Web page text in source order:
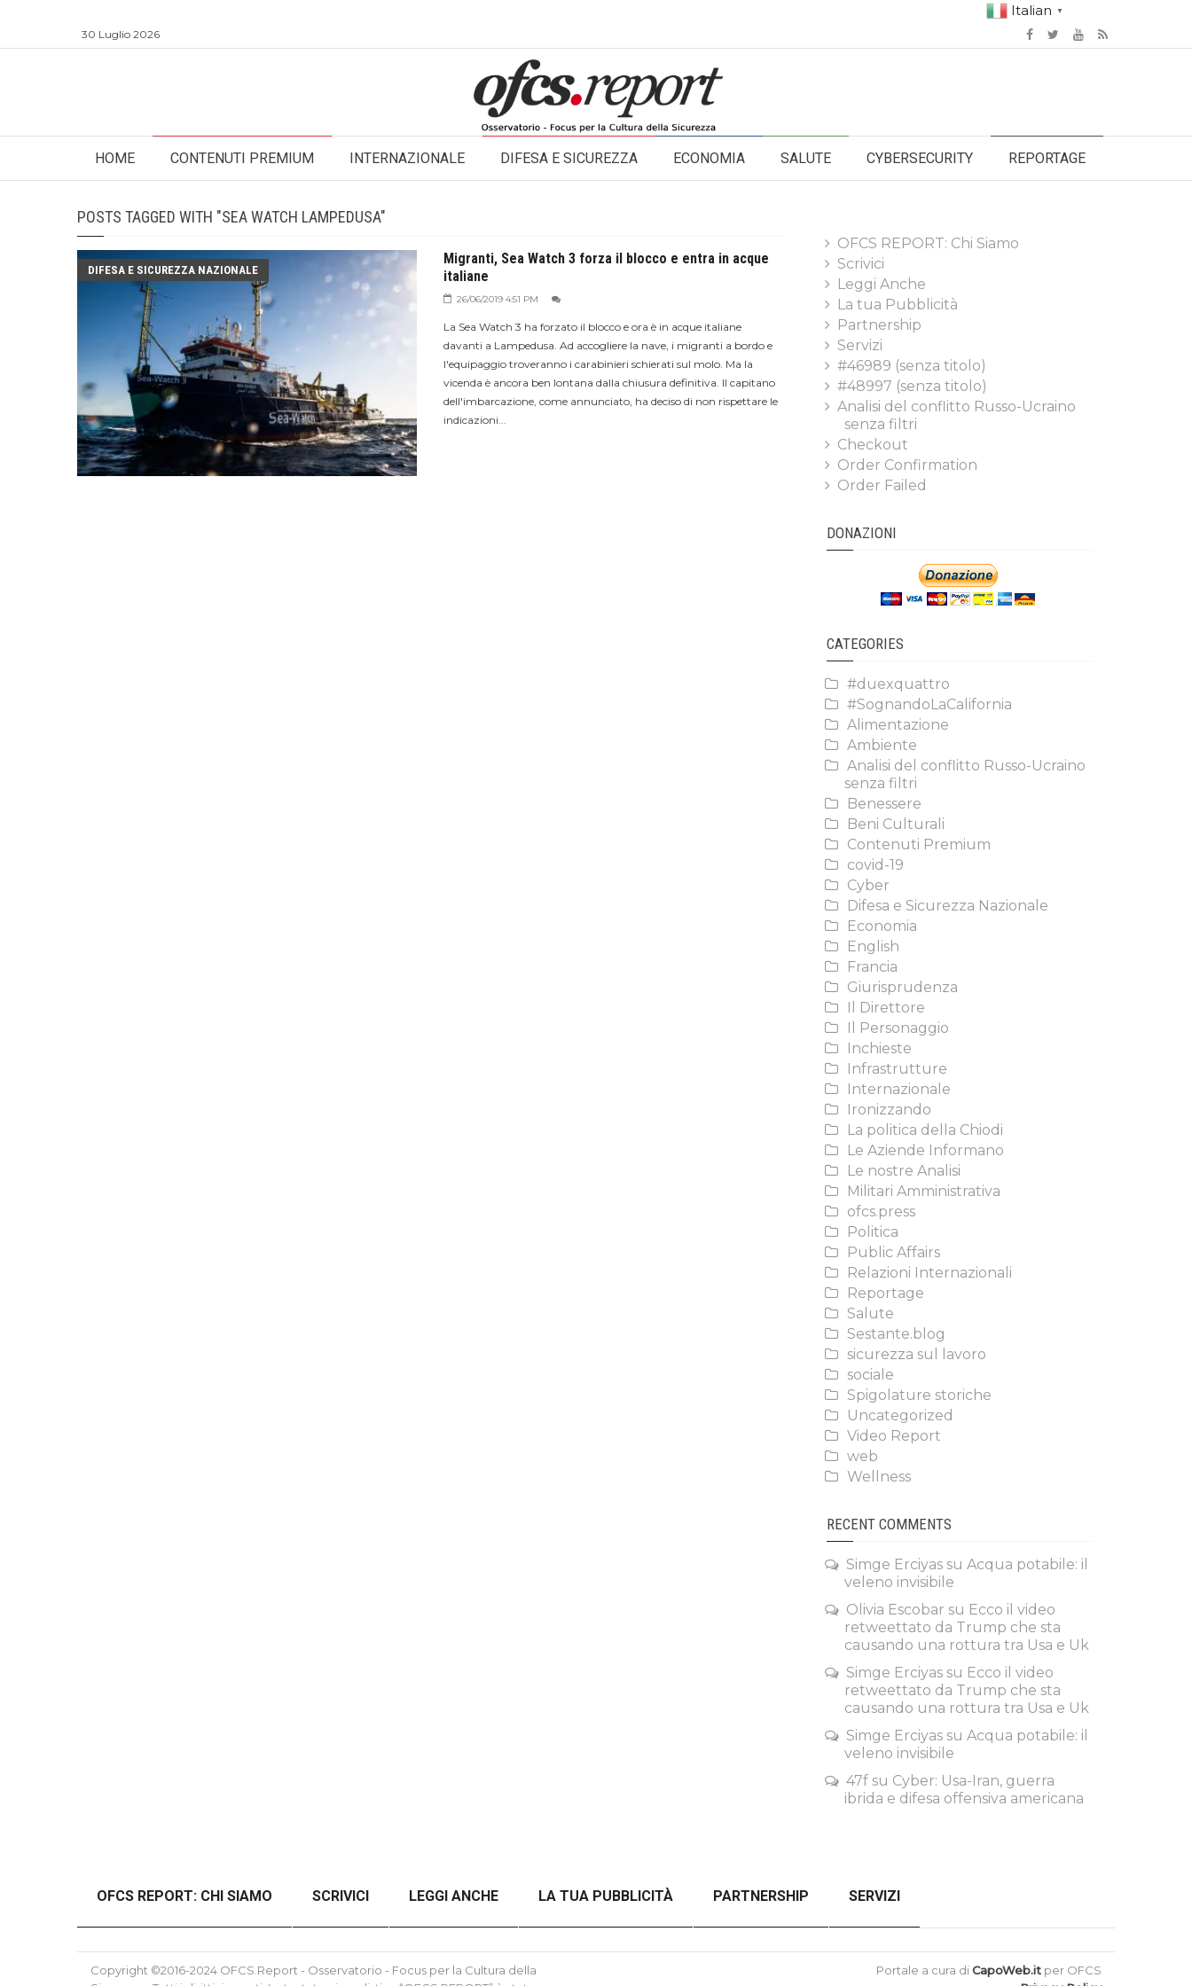
Italian ▼
30 Luglio 2026
HOME CONTENUTI PREMIUM INTERNAZIONALE DIFESA E SICUREZZA ECONOMIA SALUTE CYBERSECURITY REPORTAGE
POSTS TAGGED WITH "SEA WATCH LAMPEDUSA"
DIFESA E SICUREZZA NAZIONALE
Migranti, Sea Watch 3 forza il blocco e entra in acque
italiane
26/06/2019 4:51 PM
La Sea Watch 3 ha forzato il blocco e ora è in acque italiane
davanti a Lampedusa. Ad accogliere la nave, i migranti a bordo e
l'equipaggio troveranno i carabinieri schierati sul molo. Ma la
vicenda è ancora ben lontana dalla chiusura definitiva. Il capitano
dell'imbarcazione, come annunciato, ha deciso di non rispettare le
indicazioni...
OFCS REPORT: Chi Siamo
Scrivici
Leggi Anche
La tua Pubblicità
Partnership
Servizi
#46989 (senza titolo)
#48997 (senza titolo)
Analisi del conflitto Russo-Ucraino
senza filtri
Checkout
Order Confirmation
Order Failed
DONAZIONI
CATEGORIES
#duexquattro
#SognandoLaCalifornia
Alimentazione
Ambiente
Analisi del conflitto Russo-Ucraino
senza filtri
Benessere
Beni Culturali
Contenuti Premium
covid-19
Cyber
Difesa e Sicurezza Nazionale
Economia
English
Francia
Giurisprudenza
Il Direttore
Il Personaggio
Inchieste
Infrastrutture
Internazionale
Ironizzando
La politica della Chiodi
Le Aziende Informano
Le nostre Analisi
Militari Amministrativa
ofcs.press
Politica
Public Affairs
Relazioni Internazionali
Reportage
Salute
Sestante.blog
sicurezza sul lavoro
sociale
Spigolature storiche
Uncategorized
Video Report
web
Wellness
RECENT COMMENTS
Simge Erciyas su Acqua potabile: il
veleno invisibile
Olivia Escobar su Ecco il video
retweettato da Trump che sta
causando una rottura tra Usa e Uk
Simge Erciyas su Ecco il video
retweettato da Trump che sta
causando una rottura tra Usa e Uk
Simge Erciyas su Acqua potabile: il
veleno invisibile
47f su Cyber: Usa-Iran, guerra
ibrida e difesa offensiva americana
OFCS REPORT: CHI SIAMO SCRIVICI LEGGI ANCHE LA TUA PUBBLICITÀ PARTNERSHIP SERVIZI
#46989 (SENZA TITOLO) #48997 (SENZA TITOLO) ANALISI DEL CONFLITTO RUSSO-UCRAINO SENZA FILTRI CHECKOUT
Copyright ©2016-2024 OFCS.Report - Osservatorio - Focus per la Cultura della
Portale a cura diCapoWeb.it per OFCS